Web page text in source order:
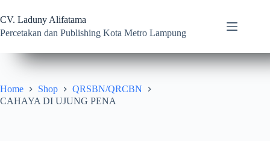
to
content
CV. Laduny Alifatama
Percetakan dan Publishing Kota Metro Lampung
Home Shop
QRSBN/QRCBN
CAHAYA DI UJUNG PENA